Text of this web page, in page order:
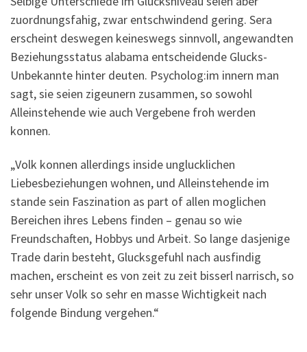
zuordnungsfahig, zwar entschwindend gering. Sera
erscheint deswegen keineswegs sinnvoll, angewandten
Beziehungsstatus alabama entscheidende Glucks-
Unbekannte hinter deuten. Psycholog:im innern man
sagt, sie seien zigeunern zusammen, so sowohl
Alleinstehende wie auch Vergebene froh werden
konnen.
„Volk konnen allerdings inside unglucklichen
Liebesbeziehungen wohnen, und Alleinstehende im
stande sein Faszination as part of allen moglichen
Bereichen ihres Lebens finden – genau so wie
Freundschaften, Hobbys und Arbeit. So lange dasjenige
Trade darin besteht, Glucksgefuhl nach ausfindig
machen, erscheint es von zeit zu zeit bisserl narrisch, so
sehr unser Volk so sehr en masse Wichtigkeit nach
folgende Bindung vergehen.“